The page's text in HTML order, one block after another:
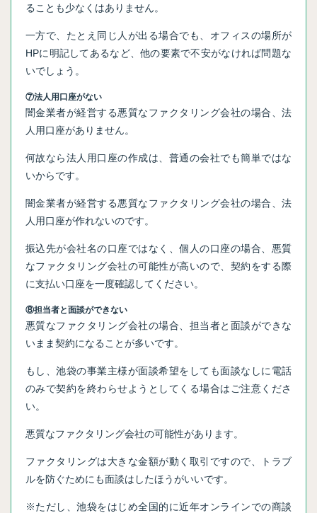
ることも少なくはありません。
一方で、たとえ同じ人が出る場合でも、オフィスの場所が
HPに明記してあるなど、他の要素で不安がなければ問題な
いでしょう。
⑦法人用口座がない
闇金業者が経営する悪質なファクタリング会社の場合、法
人用口座がありません。
何故なら法人用口座の作成は、普通の会社でも簡単ではな
いからです。
闇金業者が経営する悪質なファクタリング会社の場合、法
人用口座が作れないのです。
振込先が会社名の口座ではなく、個人の口座の場合、悪質
なファクタリング会社の可能性が高いので、契約をする際
に支払い口座を一度確認してください。
⑧担当者と面談ができない
悪質なファクタリング会社の場合、担当者と面談ができな
いまま契約になることが多いです。
もし、池袋の事業主様が面談希望をしても面談なしに電話
のみで契約を終わらせようとしてくる場合はご注意くださ
い。
悪質なファクタリング会社の可能性があります。
ファクタリングは大きな金額が動く取引ですので、トラブ
ルを防ぐためにも面談はしたほうがいいです。
※ただし、池袋をはじめ全国的に近年オンラインでの商談